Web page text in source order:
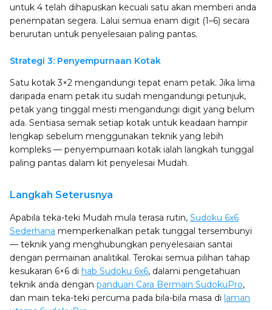
untuk 4 telah dihapuskan kecuali satu akan memberi anda
penempatan segera. Lalui semua enam digit (1–6) secara
berurutan untuk penyelesaian paling pantas.
Strategi 3: Penyempurnaan Kotak
Satu kotak 3×2 mengandungi tepat enam petak. Jika lima
daripada enam petak itu sudah mengandungi petunjuk,
petak yang tinggal mesti mengandungi digit yang belum
ada. Sentiasa semak setiap kotak untuk keadaan hampir
lengkap sebelum menggunakan teknik yang lebih
kompleks — penyempurnaan kotak ialah langkah tunggal
paling pantas dalam kit penyelesai Mudah.
Langkah Seterusnya
Apabila teka-teki Mudah mula terasa rutin, Sudoku 6x6
Sederhana memperkenalkan petak tunggal tersembunyi
— teknik yang menghubungkan penyelesaian santai
dengan permainan analitikal. Terokai semua pilihan tahap
kesukaran 6×6 di hab Sudoku 6x6, dalami pengetahuan
teknik anda dengan panduan Cara Bermain SudokuPro,
dan main teka-teki percuma pada bila-bila masa di laman